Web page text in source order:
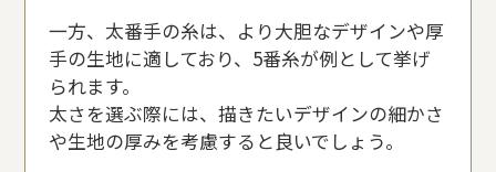
一方、太番手の糸は、より大胆なデザインや厚
手の生地に適しており、5番糸が例として挙げ
られます。
太さを選ぶ際には、描きたいデザインの細かさ
や生地の厚みを考慮すると良いでしょう。